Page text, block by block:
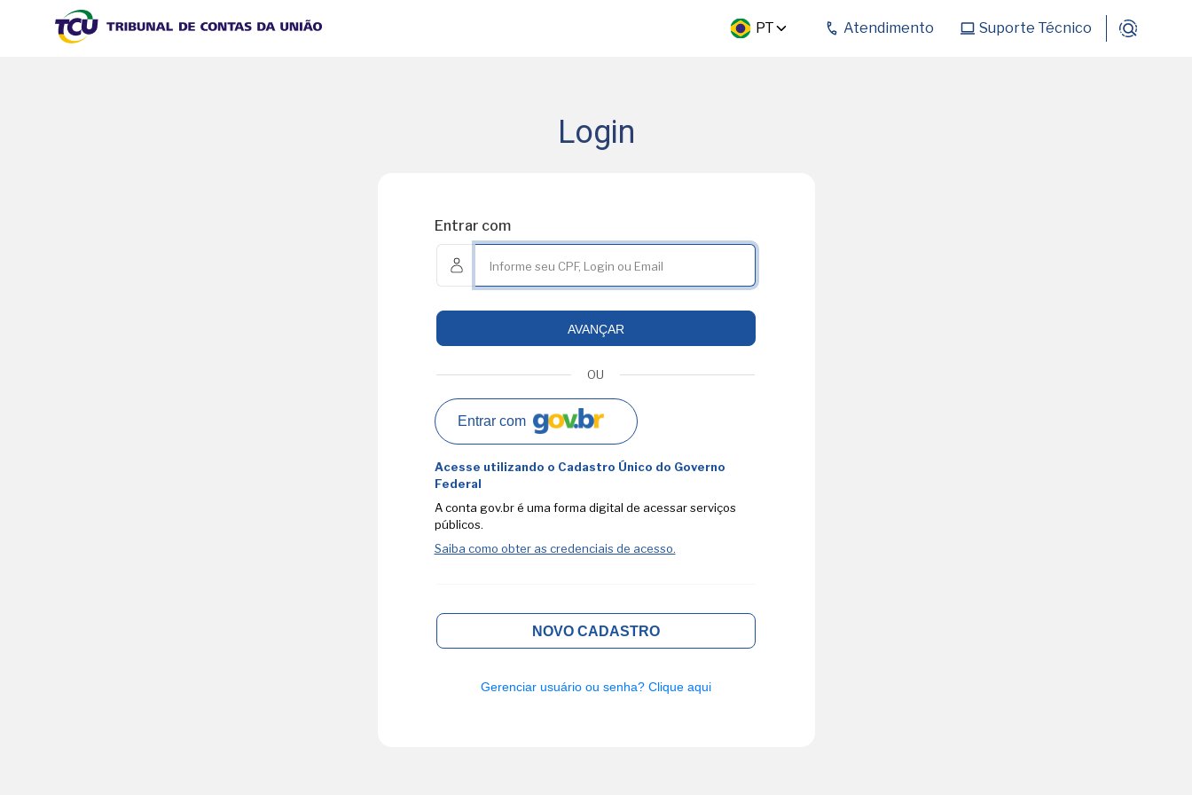
PT Atendimento Suporte Técnico
Login
Entrar com
AVANÇAR
OU
Entrar com
Acesse utilizando o Cadastro Único do Governo
Federal
A conta gov.br é uma forma digital de acessar serviços
públicos.
Saiba como obter as credenciais de acesso.
NOVO CADASTRO
Gerenciar usuário ou senha? Clique aqui